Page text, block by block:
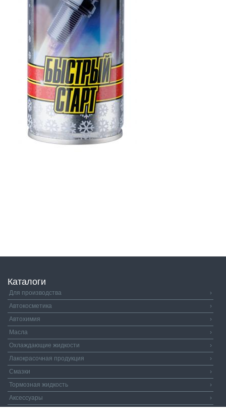
Каталоги
Для производства
›
Автокосметика
›
Автохимия
›
Масла
›
Охлаждающие жидкости
›
Лакокрасочная продукция
›
Смазки
›
Тормозная жидкость
›
Аксессуары
›